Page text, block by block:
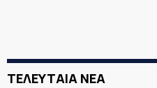
ΤΕΛΕΥΤΑΙΑ ΝΕΑ